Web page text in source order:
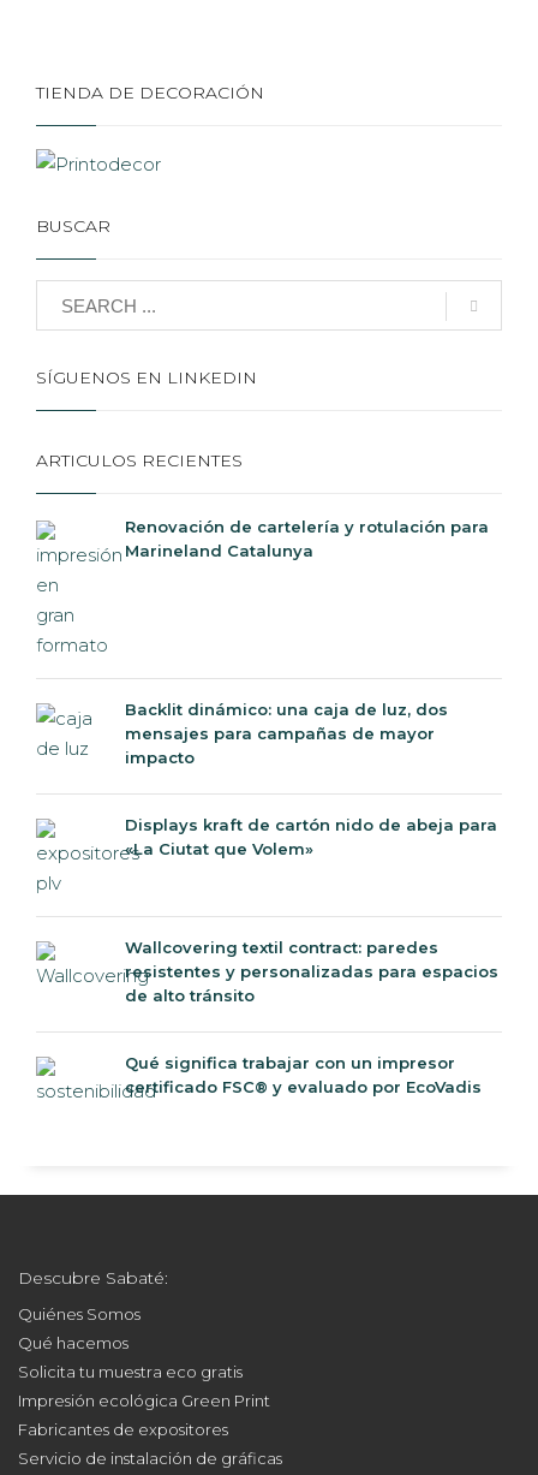
TIENDA DE DECORACIÓN
BUSCAR
SÍGUENOS EN LINKEDIN
ARTICULOS RECIENTES
Renovación de cartelería y rotulación para
Marineland Catalunya
Backlit dinámico: una caja de luz, dos
mensajes para campañas de mayor
impacto
Displays kraft de cartón nido de abeja para
«La Ciutat que Volem»
Wallcovering textil contract: paredes
resistentes y personalizadas para espacios
de alto tránsito
Qué significa trabajar con un impresor
certificado FSC® y evaluado por EcoVadis
Descubre Sabaté:
Quiénes Somos
Qué hacemos
Solicita tu muestra eco gratis
Impresión ecológica Green Print
Fabricantes de expositores
Servicio de instalación de gráficas